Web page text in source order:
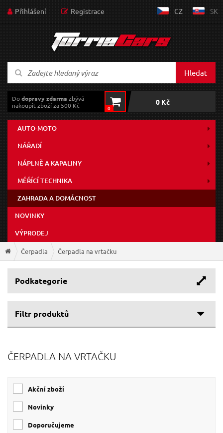
Přihlášení Registrace CZ SK
Hledat
Dodopravy zdarma zbývá
nakoupit zboží za 500 Kč
0
0 Kč
AUTO-MOTO
NÁŘADÍ
NÁPLNĚ A KAPALINY
MĚŘÍCÍ TECHNIKA
ZAHRADA A DOMÁCNOST
NOVINKY
VÝPRODEJ
Čerpadla Čerpadla na vrtačku
Podkategorie
Filtr produktů
Výrobce
EXTOL-CRAFT
0 l/min
ČERPADLA NA VRTAČKU
Akční zboží
Novinky
Doporučujeme